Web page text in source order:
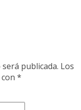
publicada. Los
*